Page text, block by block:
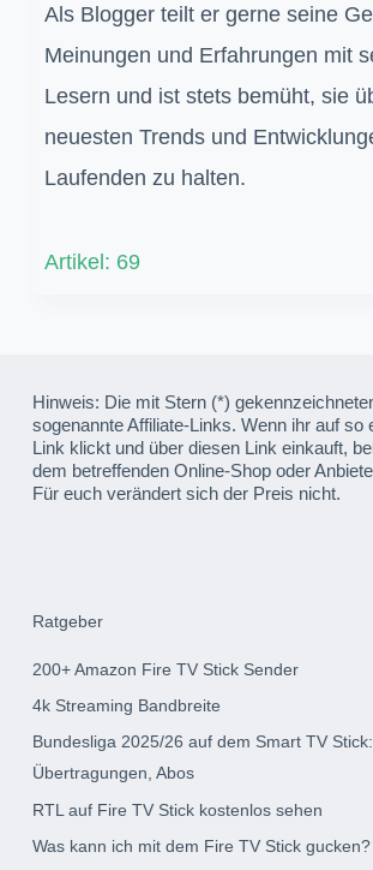
Als Blogger teilt er gerne seine
Meinungen und Erfahrungen mit
Lesern und ist stets bemüht, sie
neuesten Trends und
Laufenden zu halten.
Artikel: 69
Hinweis: Die mit Stern (*)
sogenannte Affiliate-Links. Wenn ihr auf so
Link klickt und über diesen Link einkauft,
dem betreffenden Online-Shop oder
Für euch verändert sich der Preis nicht.
Ratgeber
200+ Amazon Fire TV Stick Sender
4k Streaming Bandbreite
Bundesliga 2025/26 auf dem Smart TV
Übertragungen, Abos
RTL auf Fire TV Stick kostenlos sehen
Was kann ich mit dem Fire TV Stick gucken?